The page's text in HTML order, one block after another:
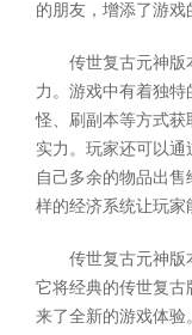
的朋友，增添了游戏
传世复古元神版
力。游戏中有着独
怪、刷副本等方式获
实力。玩家还可以
自己多余的物品出
样的经济系统让玩家
传世复古元神版
它将经典的传世复古
来了全新的游戏体验